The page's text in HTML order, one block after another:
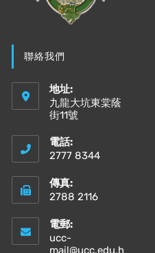
聯絡我們
地址:
九龍大坑東棠蔭
街11號
電話:
2777 8344
傳真:
2788 2116
電郵:
ucc-
mail@ucc.edu.h